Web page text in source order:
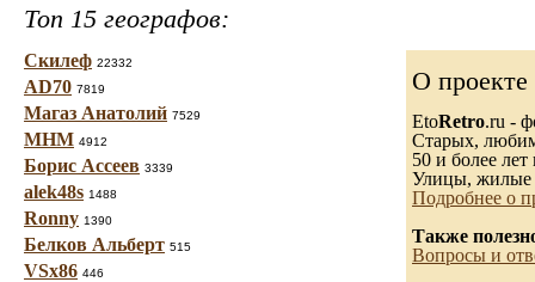
Топ 15 географов:
Скилеф 22332
AD70 7819
Магаз Анатолий 7529
МНМ 4912
Борис Ассеев 3339
alek48s 1488
Ronny 1390
Белков Альберт 515
VSx86 446
О проекте
EtoRetro.ru -
Старых,
50 и более лет
Улицы, жилые
Подробнее о
Также
Вопросы и